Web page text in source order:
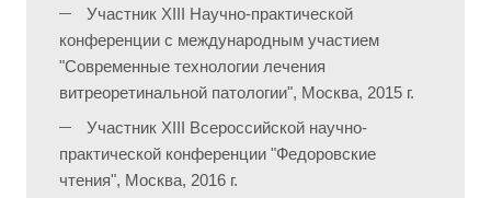
Участник XIII Научно-практической
конференции с международным участием
"Современные технологии лечения
витреоретинальной патологии", Москва, 2015 г.
Участник XIII Всероссийской научно-
практической конференции "Федоровские
чтения", Москва, 2016 г.